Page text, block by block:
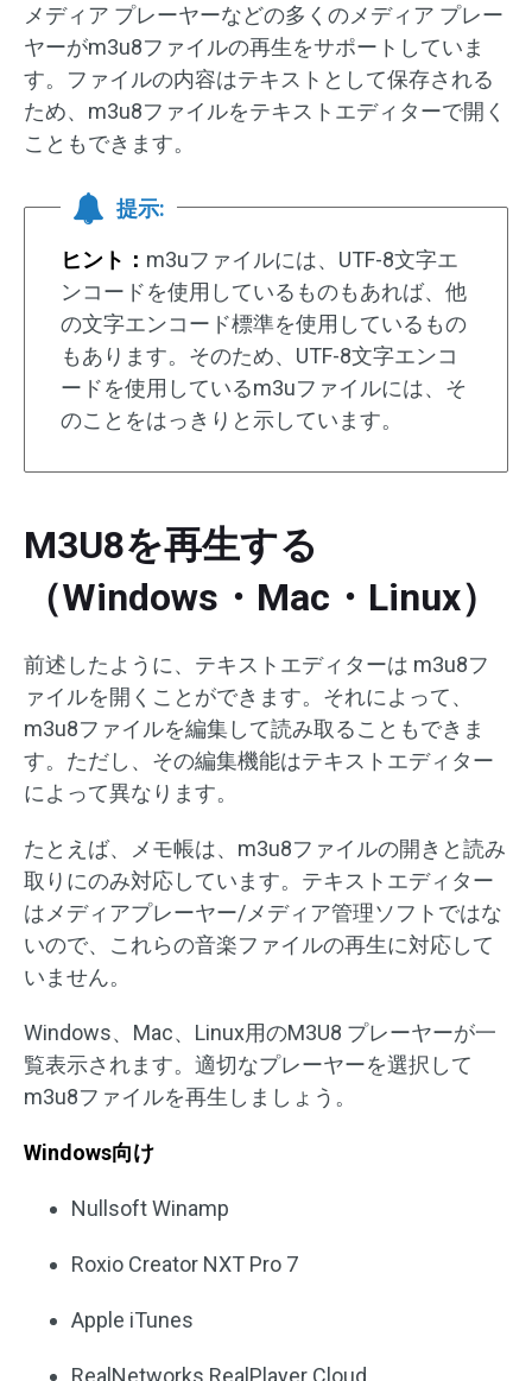
メディア プレーヤーなどの多くのメディア プレー
ヤーがm3u8ファイルの再生をサポートしていま
す。ファイルの内容はテキストとして保存される
ため、m3u8ファイルをテキストエディターで開く
こともできます。
提示:
ヒント： m3uファイルには、UTF-8文字エ
ンコードを使用しているものもあれば、他
の文字エンコード標準を使用しているもの
もあります。そのため、UTF-8文字エンコ
ードを使用しているm3uファイルには、そ
のことをはっきりと示しています。
M3U8を再生する
（Windows・Mac・Linux）
前述したように、テキストエディターは m3u8フ
ァイルを開くことができます。それによって、
m3u8ファイルを編集して読み取ることもできま
す。ただし、その編集機能はテキストエディター
によって異なります。
たとえば、メモ帳は、m3u8ファイルの開きと読み
取りにのみ対応しています。テキストエディター
はメディアプレーヤー/メディア管理ソフトではな
いので、これらの音楽ファイルの再生に対応して
いません。
Windows、Mac、Linux用のM3U8 プレーヤーが一
覧表示されます。適切なプレーヤーを選択して
m3u8ファイルを再生しましょう。
Windows向け
Nullsoft Winamp
Roxio Creator NXT Pro 7
Apple iTunes
RealNetworks RealPlayer Cloud